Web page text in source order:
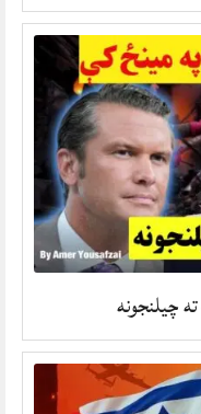
چیلنجونه